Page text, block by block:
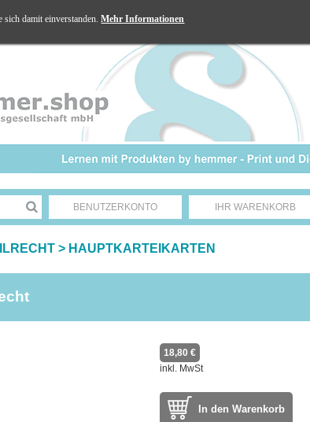
BENUTZERKONTO IHR WARENKORB
> HAUPTKARTEIKARTEN
18,80 €
inkl. MwSt
In den Warenkorb
sich damit einverstanden.Mehr Informationen